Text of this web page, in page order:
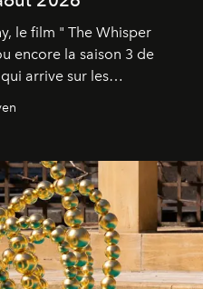
le film " The Whisper
encore la saison 3 de
arrive sur les
2026.